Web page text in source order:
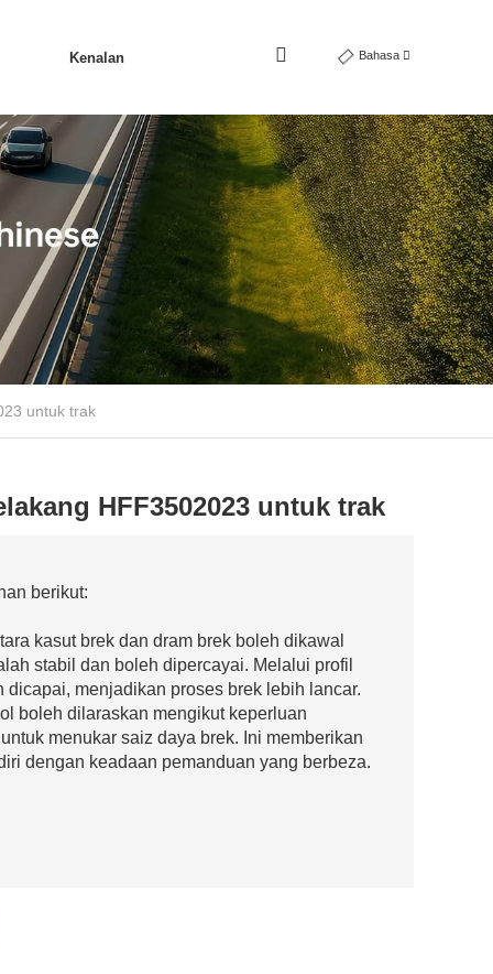
Kenalan Bahasa
untuk trak
HFF3502023 untuk trak
berikut:
kasut brek dan dram brek boleh dikawal
stabil dan boleh dipercayai. Melalui profil
menjadikan proses brek lebih lancar.
boleh dilaraskan mengikut keperluan
menukar saiz daya brek. Ini memberikan
dengan keadaan pemanduan yang berbeza.